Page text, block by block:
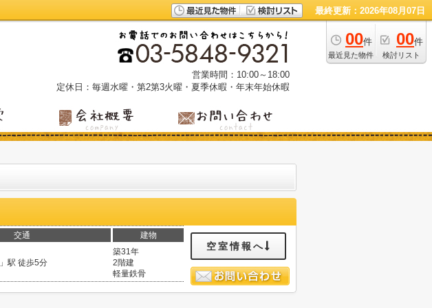
最終更新：2026年08月07日
00件
最近見た物件
00件
検討リスト
営業時間：10:00～18:00
定休日：毎週水曜・第2第3火曜・夏季休暇・年末年始休暇
交通 建物
」駅 徒歩5分
築31年
2階建
軽量鉄骨
空室情報へ